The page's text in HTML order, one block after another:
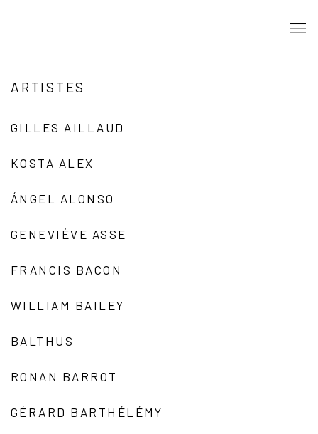
ARTISTES
GILLES AILLAUD
KOSTA ALEX
ÁNGEL ALONSO
GENEVIÈVE ASSE
FRANCIS BACON
WILLIAM BAILEY
BALTHUS
RONAN BARROT
GÉRARD BARTHÉLÉMY